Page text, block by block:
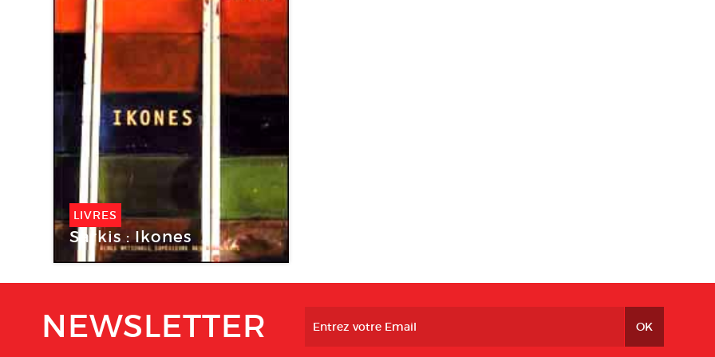
LIVRES
Sarkis : Ikones
NEWSLETTER